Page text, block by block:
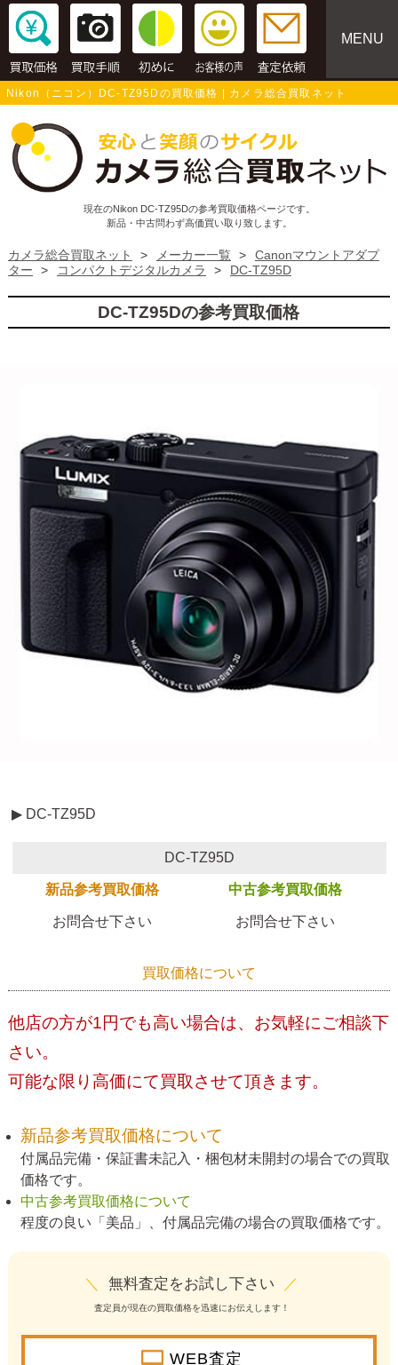
MENU
Nikon（ニコン）DC-TZ95Dの買取価格 | カメラ総合買取ネット
現在のNikon DC-TZ95Dの参考買取価格ページです。
新品・中古問わず高価買い取り致します。
カメラ総合買取ネット > メーカー一覧 >
Canonマウントアダプ
ター
> コンパクトデジタルカメラ > DC-TZ95D
DC-TZ95Dの参考買取価格
▶ DC-TZ95D
DC-TZ95D
新品参考買取価格 中古参考買取価格
お問合せ下さい お問合せ下さい
買取価格について
他店の方が1円でも高い場合は、お気軽にご相談下
さい。
可能な限り高価にて買取させて頂きます。
新品参考買取価格について
付属品完備・保証書未記入・梱包材未開封の場合での買取
価格です。
中古参考買取価格について
程度の良い「美品」、付属品完備の場合の買取価格です。
＼ 無料査定をお試し下さい ／
査定員が現在の買取価格を迅速にお伝えします！
WEB査定